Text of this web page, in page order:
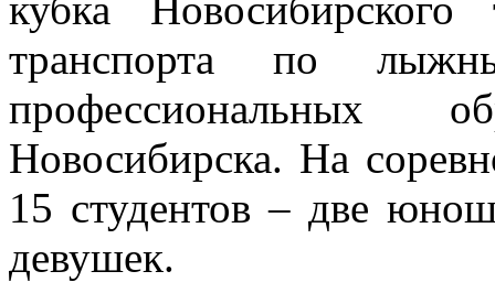
транспорта по
профессиональных
Новосибирска. На
15 студентов – две
девушек.